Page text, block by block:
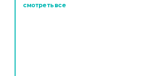
смотреть все